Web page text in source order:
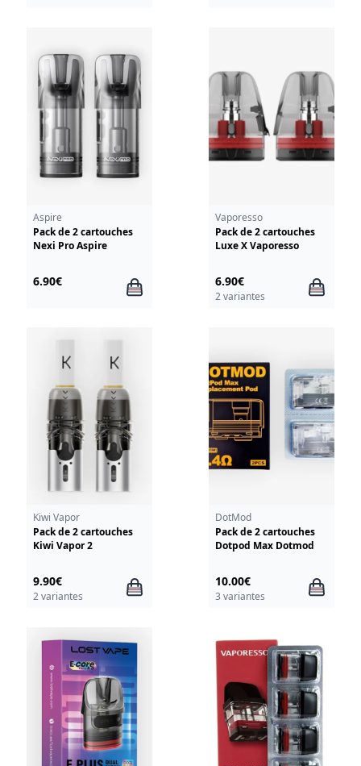
Aspire
Pack de 2 cartouches
Nexi Pro Aspire
6.90€
Vaporesso
Pack de 2 cartouches
Luxe X Vaporesso
6.90€
2 variantes
Kiwi Vapor
Pack de 2 cartouches
Kiwi Vapor 2
9.90€
2 variantes
DotMod
Pack de 2 cartouches
Dotpod Max Dotmod
10.00€
3 variantes